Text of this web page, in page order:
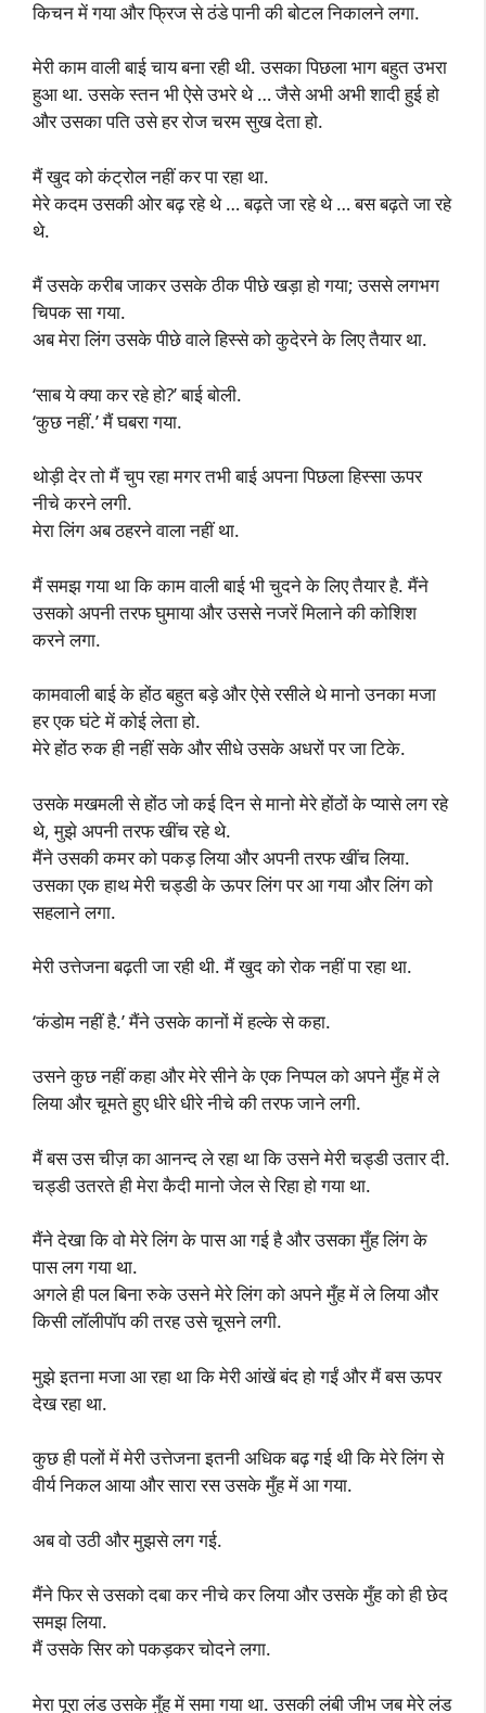
किचन में गया और फ्रिज से ठंडे पानी की बोटल निकालने लगा.
मेरी काम वाली बाई चाय बना रही थी. उसका पिछला भाग बहुत उभरा
हुआ था. उसके स्तन भी ऐसे उभरे थे … जैसे अभी अभी शादी हुई हो
और उसका पति उसे हर रोज चरम सुख देता हो.
मैं खुद को कंट्रोल नहीं कर पा रहा था.
मेरे कदम उसकी ओर बढ़ रहे थे … बढ़ते जा रहे थे … बस बढ़ते जा रहे
थे.
मैं उसके करीब जाकर उसके ठीक पीछे खड़ा हो गया; उससे लगभग
चिपक सा गया.
अब मेरा लिंग उसके पीछे वाले हिस्से को कुदेरने के लिए तैयार था.
‘साब ये क्या कर रहे हो?’ बाई बोली.
‘कुछ नहीं.’ मैं घबरा गया.
थोड़ी देर तो मैं चुप रहा मगर तभी बाई अपना पिछला हिस्सा ऊपर
नीचे करने लगी.
मेरा लिंग अब ठहरने वाला नहीं था.
मैं समझ गया था कि काम वाली बाई भी चुदने के लिए तैयार है. मैंने
उसको अपनी तरफ घुमाया और उससे नजरें मिलाने की कोशिश
करने लगा.
कामवाली बाई के होंठ बहुत बड़े और ऐसे रसीले थे मानो उनका मजा
हर एक घंटे में कोई लेता हो.
मेरे होंठ रुक ही नहीं सके और सीधे उसके अधरों पर जा टिके.
उसके मखमली से होंठ जो कई दिन से मानो मेरे होंठों के प्यासे लग रहे
थे, मुझे अपनी तरफ खींच रहे थे.
मैंने उसकी कमर को पकड़ लिया और अपनी तरफ खींच लिया.
उसका एक हाथ मेरी चड्डी के ऊपर लिंग पर आ गया और लिंग को
सहलाने लगा.
मेरी उत्तेजना बढ़ती जा रही थी. मैं खुद को रोक नहीं पा रहा था.
‘कंडोम नहीं है.’ मैंने उसके कानों में हल्के से कहा.
उसने कुछ नहीं कहा और मेरे सीने के एक निप्पल को अपने मुँह में ले
लिया और चूमते हुए धीरे धीरे नीचे की तरफ जाने लगी.
मैं बस उस चीज़ का आनन्द ले रहा था कि उसने मेरी चड्डी उतार दी.
चड्डी उतरते ही मेरा कैदी मानो जेल से रिहा हो गया था.
मैंने देखा कि वो मेरे लिंग के पास आ गई है और उसका मुँह लिंग के
पास लग गया था.
अगले ही पल बिना रुके उसने मेरे लिंग को अपने मुँह में ले लिया और
किसी लॉलीपॉप की तरह उसे चूसने लगी.
मुझे इतना मजा आ रहा था कि मेरी आंखें बंद हो गईं और मैं बस ऊपर
देख रहा था.
कुछ ही पलों में मेरी उत्तेजना इतनी अधिक बढ़ गई थी कि मेरे लिंग से
वीर्य निकल आया और सारा रस उसके मुँह में आ गया.
अब वो उठी और मुझसे लग गई.
मैंने फिर से उसको दबा कर नीचे कर लिया और उसके मुँह को ही छेद
समझ लिया.
मैं उसके सिर को पकड़कर चोदने लगा.
मेरा पूरा लंड उसके मुँह में समा गया था. उसकी लंबी जीभ जब मेरे लंड